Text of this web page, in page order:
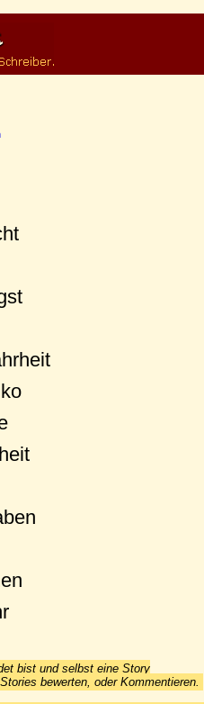
bist und selbst eine Story
bewerten, oder Kommentieren.